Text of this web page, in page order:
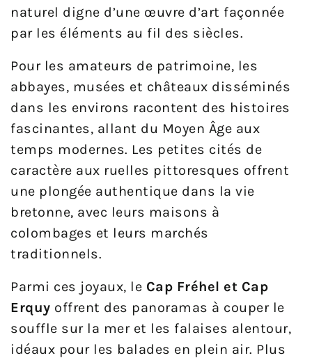
naturel digne d’une œuvre d’art façonnée
par les éléments au fil des siècles.
Pour les amateurs de patrimoine, les
abbayes, musées et châteaux disséminés
dans les environs racontent des histoires
fascinantes, allant du Moyen Âge aux
temps modernes. Les petites cités de
caractère aux ruelles pittoresques offrent
une plongée authentique dans la vie
bretonne, avec leurs maisons à
colombages et leurs marchés
traditionnels.
Parmi ces joyaux, le Cap Fréhel et Cap
Erquy offrent des panoramas à couper le
souffle sur la mer et les falaises alentour,
idéaux pour les balades en plein air. Plus